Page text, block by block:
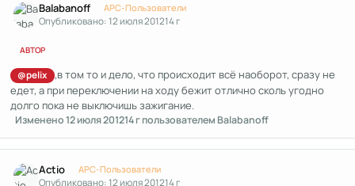
Balabanoff APC-Пользователи
Опубликовано:12 июля 201214 г
АВТОР
@pelix
,в том то и дело, что происходит всё наоборот, сразу не
едет, а при переключении на ходу бежит отлично сколь угодно
долго пока не выключишь зажигание.
Изменено12 июля 201214 гпользователем Balabanoff
Actio APC-Пользователи
Опубликовано:12 июля 201214 г